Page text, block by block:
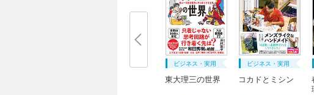
ビジネス・実用
東大理三の世界
ビジネス・実用
コカドとミシン